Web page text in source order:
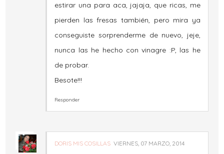
estirar una para aca, jajaja, que ricas, me
pierden las fresas también, pero mira ya
conseguiste sorprenderme de nuevo, jeje,
nunca las he hecho con vinagre :P, las he
de probar.
Besote!!!
Responder
DORIS MIS COSILLAS VIERNES, 07 MARZO, 2014